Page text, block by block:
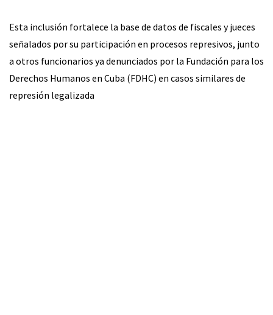
Esta inclusión fortalece la base de datos de fiscales y jueces
señalados por su participación en procesos represivos, junto
a otros funcionarios ya denunciados por la Fundación para los
Derechos Humanos en Cuba (FDHC) en casos similares de
represión legalizada